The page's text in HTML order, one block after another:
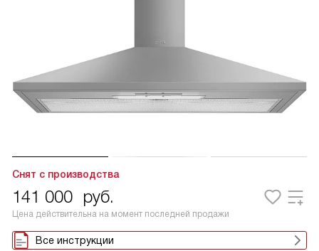
Снят с производства
141 000 руб.
Цена действительна на момент последней продажи
Все инструкции